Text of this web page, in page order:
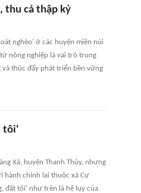
thu cả thập kỷ
nghèo' ở các huyện miền núi
nông nghiệp là vai trò trung
thúc đẩy phát triển bền vững
tôi'
Xá, huyện Thanh Thủy, nhưng
hành chính lại thuộc xã Cự
đất tôi' như trên là hệ lụy của